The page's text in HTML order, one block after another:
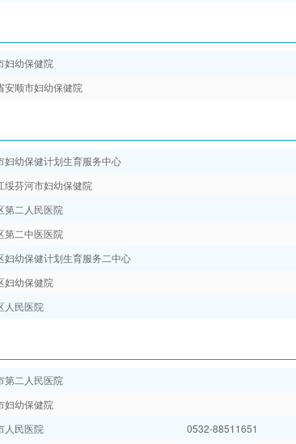
妇幼保健院
安顺市妇幼保健院
妇幼保健计划生育服务中心
绥芬河市妇幼保健院
第二人民医院
第二中医医院
妇幼保健计划生育服务二中心
妇幼保健院
人民医院
第二人民医院
妇幼保健院
人民医院
0532-88511651